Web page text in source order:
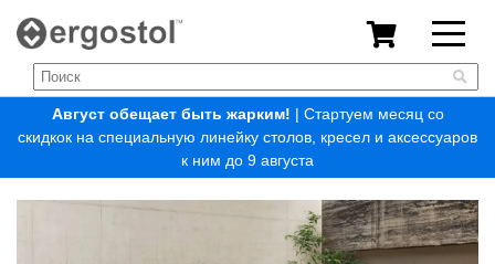
Август обещает быть жарким! | Стартуем месяц со
скидкок на специальную линейку столов, кресел и аксессуаров
к ним до 9 августа